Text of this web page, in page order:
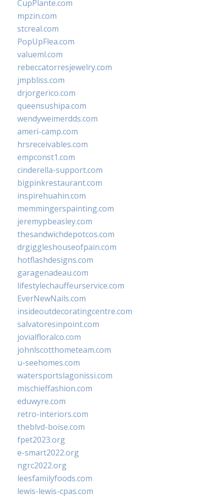
CupPlante.com
mpzin.com
stcreal.com
PopUpFlea.com
valueml.com
rebeccatorresjewelry.com
jmpbliss.com
drjorgerico.com
queensushipa.com
wendyweimerdds.com
ameri-camp.com
hrsreceivables.com
empconst1.com
cinderella-support.com
bigpinkrestaurant.com
inspirehuahin.com
memmingerspainting.com
jeremypbeasley.com
thesandwichdepotcos.com
drgiggleshouseofpain.com
hotflashdesigns.com
garagenadeau.com
lifestylechauffeurservice.com
EverNewNails.com
insideoutdecoratingcentre.com
salvatoresinpoint.com
jovialfloralco.com
johnlscotthometeam.com
u-seehomes.com
watersportslagonissi.com
mischieffashion.com
eduwyre.com
retro-interiors.com
theblvd-boise.com
fpet2023.org
e-smart2022.org
ngrc2022.org
leesfamilyfoods.com
lewis-lewis-cpas.com